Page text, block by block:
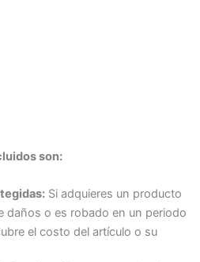
son:
Si adquieres un producto
daños o es robado en un periodo
el costo del artículo o su